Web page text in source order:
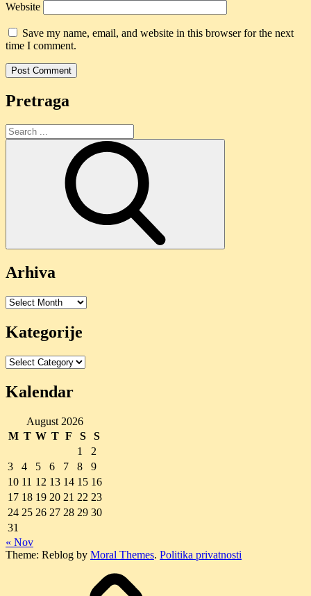
Website
Save my name, email, and website in this browser for the next
time I comment.
Pretraga
Search
for:
Arhiva
Arhiva
Kategorije
Kategorije
Kalendar
August 2026
M T W T F S
S
1
2
3
4 5 6 7 8
9
10 11 12 13 14 15 16
17 18 19 20 21 22 23
24 25 26 27 28 29 30
31
« Nov
Theme: Reblog by Moral Themes. Politika privatnosti